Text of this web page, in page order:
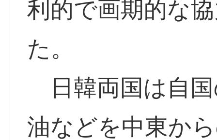
利的で画期的な
た。
日韓両国は自
油などを中東か